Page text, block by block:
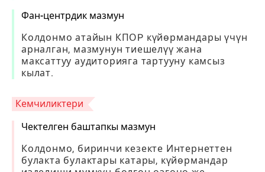
Фан-центрдик мазмун
Колдонмо атайын КПОP күйөрмандары үчүн
арналган, мазмунун тиешелүү жана
максаттуу аудиторияга тартууну камсыз
кылат.
Кемчиликтери
Чектелген баштапкы мазмун
Колдонмо, биринчи кезекте Интернеттен
булакта булактары катары, күйөрмандар